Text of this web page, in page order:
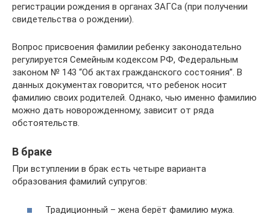
регистрации рождения в органах ЗАГСа (при получении
свидетельства о рождении).
Вопрос присвоения фамилии ребенку законодательно
регулируется Семейным кодексом РФ, Федеральным
законом № 143 “Об актах гражданского состояния”. В
данных документах говорится, что ребенок носит
фамилию своих родителей. Однако, чью именно фамилию
можно дать новорожденному, зависит от ряда
обстоятельств.
В браке
При вступлении в брак есть четыре варианта
образования фамилий супругов:
Традиционный – жена берёт фамилию мужа.